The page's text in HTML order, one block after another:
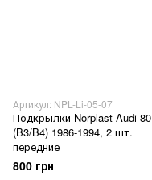
Артикул: NPL-Li-05-07
Подкрылки Norplast Audi 80
(B3/B4) 1986-1994, 2 шт.
передние
800 грн